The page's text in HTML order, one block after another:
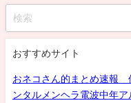
おすすめサイト
おネコさん的まとめ速報
ンタルメンヘラ電波中年